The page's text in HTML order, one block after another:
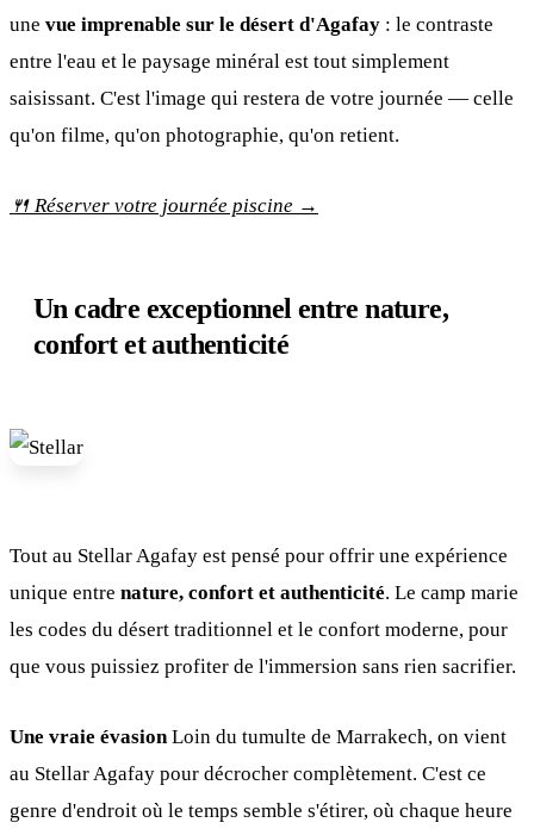
une vue imprenable sur le désert d'Agafay : le contraste
entre l'eau et le paysage minéral est tout simplement
saisissant. C'est l'image qui restera de votre journée — celle
qu'on filme, qu'on photographie, qu'on retient.
🍴 Réserver votre journée piscine →
Un cadre exceptionnel entre nature,
confort et authenticité
Tout au Stellar Agafay est pensé pour offrir une expérience
unique entre nature, confort et authenticité. Le camp marie
les codes du désert traditionnel et le confort moderne, pour
que vous puissiez profiter de l'immersion sans rien sacrifier.
Une vraie évasionLoin du tumulte de Marrakech, on vient
au Stellar Agafay pour décrocher complètement. C'est ce
genre d'endroit où le temps semble s'étirer, où chaque heure